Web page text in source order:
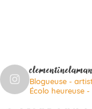
Blogueuse -
Écolo heureuse